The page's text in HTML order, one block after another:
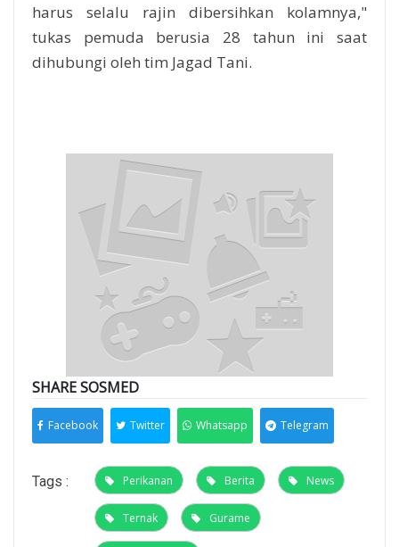
harus selalu rajin dibersihkan kolamnya,"
tukas pemuda berusia 28 tahun ini saat
dihubungi oleh tim Jagad Tani.
SHARE SOSMED
Facebook Twitter Whatsapp Telegram
Tags : Perikanan Berita News
Ternak Gurame